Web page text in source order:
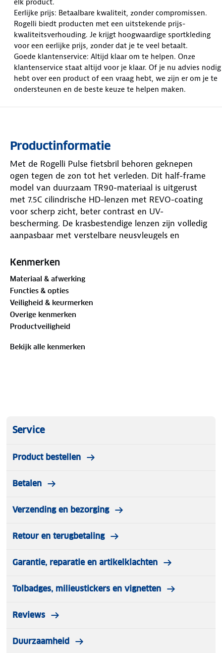
Eerlijke prijs: Betaalbare kwaliteit, zonder compromissen.
Rogelli biedt producten met een uitstekende prijs-
kwaliteitsverhouding. Je krijgt hoogwaardige sportkleding
voor een eerlijke prijs, zonder dat je te veel betaalt.
Goede klantenservice: Altijd klaar om te helpen. Onze
klantenservice staat altijd voor je klaar. Of je nu advies nodig
hebt over een product of een vraag hebt, we zijn er om je te
ondersteunen en de beste keuze te helpen maken.
Productinformatie
Met de Rogelli Pulse fietsbril behoren geknepen
ogen tegen de zon tot het verleden. Dit half-frame
model van duurzaam TR90-materiaal is uitgerust
met 7.5C cilindrische HD-lenzen met REVO-coating
voor scherp zicht, beter contrast en UV-
bescherming. De krasbestendige lenzen zijn volledig
aanpasbaar met verstelbare neusvleugels en
reserve-lenzen: een heldere lens voor weinig licht en
dagen. Inclusief microvezel zakje voor bescherming
en onderhoud. Geniet deze zomer van helder en
comfortabel zicht met de Rogelli Pulse.
Kenmerken
Materiaal & afwerking
Functies & opties
Veiligheid & keurmerken
Overige kenmerken
Productveiligheid
Bekijk alle kenmerken
Service
Product bestellen
Betalen
Verzending en bezorging
Retour en terugbetaling
Garantie, reparatie en artikelklachten
Tolbadges, milieustickers en vignetten
Reviews
Duurzaamheid